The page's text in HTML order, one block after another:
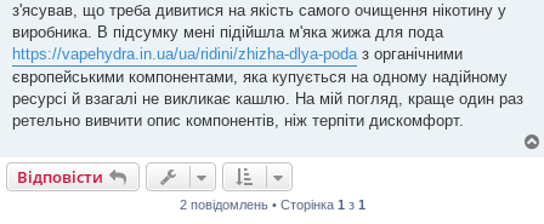
н
я
з'ясував, що треба дивитися на якість самого очищення нікотину у
виробника. В підсумку мені підійшла м'яка жижа для пода
https://vapehydra.in.ua/ua/ridini/zhizha-dlya-podaз органічними
європейськими компонентами, яка купується на одному надійному
ресурсі й взагалі не викликає кашлю. На мій погляд, краще один раз
ретельно вивчити опис компонентів, ніж терпіти дискомфорт.
Відповісти
2 повідомлень • Сторінка 1 з 1